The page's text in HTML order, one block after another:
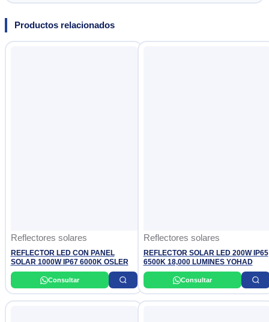
Productos relacionados
Reflectores solares
REFLECTOR LED CON PANEL
SOLAR 1000W IP67 6000K OSLER
Consultar
Reflectores solares
REFLECTOR SOLAR LED 200W IP65
6500K 18,000 LUMINES YOHAD
Consultar